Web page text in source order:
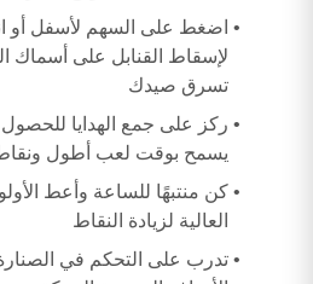
اضغط على السهم لأسفل أو
لإسقاط القنابل على أسماك
تسرق صيدك
ركز على جمع الهدايا
يسمح بوقت لعب أطول
كن منتبهًا للساعة وأعط
العالية لزيادة النقاط
تدرب على التحكم في